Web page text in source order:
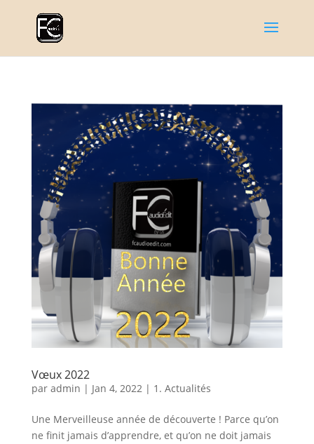
Vœux 2022
par admin | Jan 4, 2022| 1. Actualités
Une Merveilleuse année de découverte ! Parce qu’on
ne finit jamais d’apprendre, et qu’on ne doit jamais